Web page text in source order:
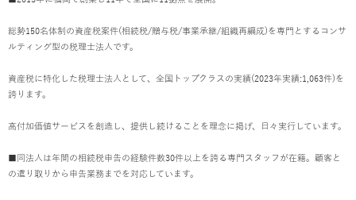
総勢150名体制の資産税案件(相続税/贈与税/事業承継/組織再編成)を専門とするコンサ
ルティング型の税理士法人です。
資産税に特化した税理士法人として、全国トップクラスの実績(2023年実績:1,063件)を
誇ります。
高付加価値サービスを創造し、提供し続けることを理念に掲げ、日々実行しています。
■同法人は年間の相続税申告の経験件数30件以上を誇る専門スタッフが在籍。顧客と
の遣り取りから申告業務までを対応しています。